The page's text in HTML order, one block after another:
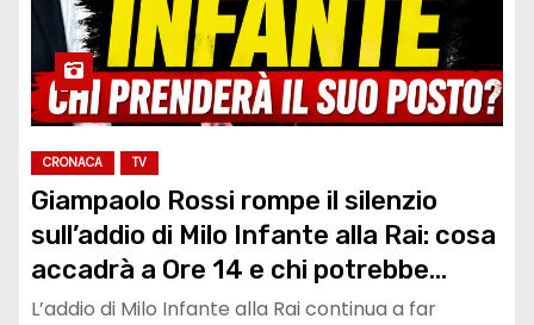
CRONACA TV
Giampaolo Rossi rompe il silenzio
sull’addio di Milo Infante alla Rai: cosa
accadrà a Ore 14 e chi potrebbe
sostituirlo
L’addio di Milo Infante alla Rai continua a far